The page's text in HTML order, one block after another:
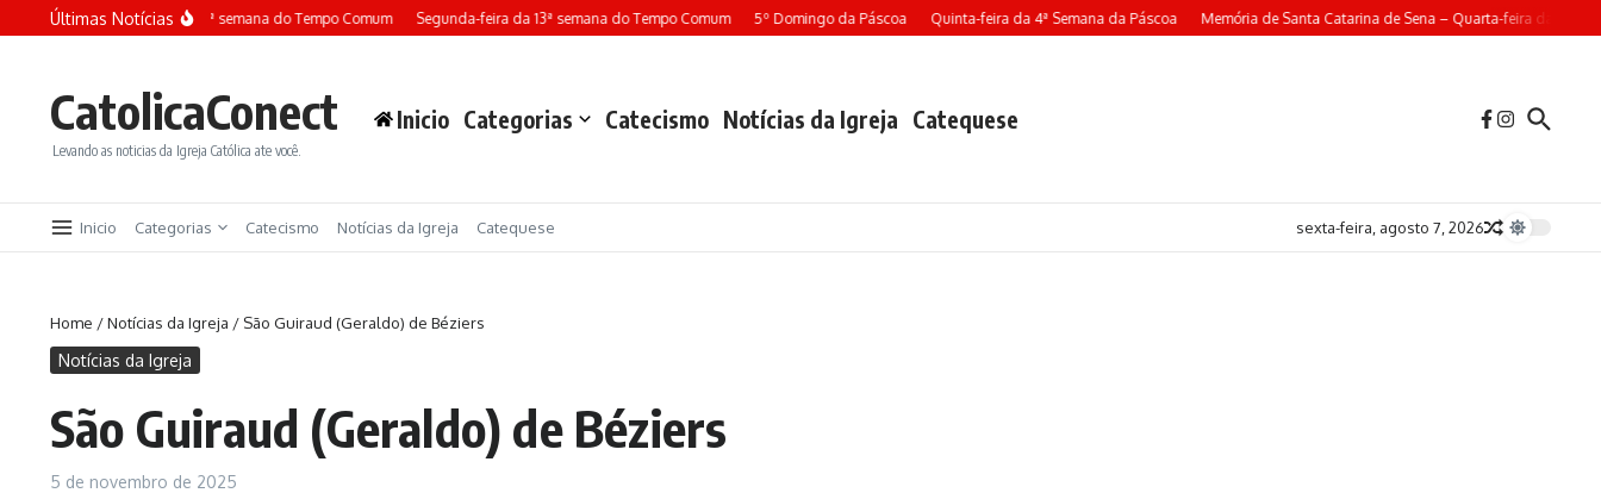
Ir para o conteúdo
Últimas Notícias
Terça-feira da 13ª semana do Tempo Comum Segunda-feira da 13ª semana do Tempo Comum 5º Domingo da Páscoa Quinta-feira da 4ª Semana da Páscoa Memória de Santa Catarina de Sena – Quarta-feira da 4ª
CatolicaConect
Levando as noticias da Igreja Católica ate você.
Inicio Categorias Catecismo Notícias da Igreja Catequese
Inicio Categorias Catecismo Notícias da Igreja Catequese sexta-feira, agosto 7, 2026
Home /Notícias da Igreja / São Guiraud (Geraldo) de Béziers
Notícias da Igreja
São Guiraud (Geraldo) de Béziers
5 de novembro de 2025